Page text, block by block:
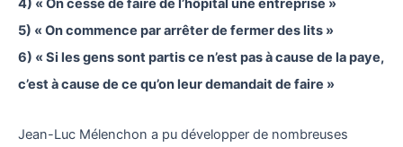
4) « On cesse de faire de l’hôpital une entreprise »
5) « On commence par arrêter de fermer des lits »
6) « Si les gens sont partis ce n’est pas à cause de la paye,
c’est à cause de ce qu’on leur demandait de faire »
Jean-Luc Mélenchon a pu développer de nombreuses